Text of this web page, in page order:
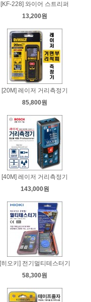
[KF-228] 와이어 스트리퍼
13,200원
[20M] 레이저 거리측정기
85,800원
[40M] 레이저 거리측정기
143,000원
[히오키] 전기멀티테스터기
58,300원